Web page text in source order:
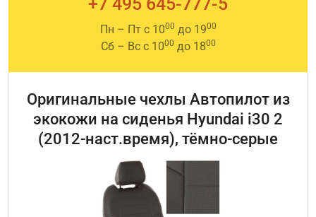
+7 495 645-777-5
Пн – Пт с 1000 до 1900
Сб – Вс с 1000 до 1800
Оригинальные чехлы Автопилот из
экокожи на сиденья Hyundai i30 2
(2012-наст.время), тёмно-серые